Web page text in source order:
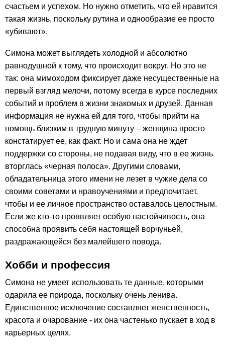
счастьем и успехом. Но нужно отметить, что ей нравится
такая жизнь, поскольку рутина и однообразие ее просто
«убивают».
Симона может выглядеть холодной и абсолютно
равнодушной к тому, что происходит вокруг. Но это не
так: она мимоходом фиксирует даже несущественные на
первый взгляд мелочи, потому всегда в курсе последних
событий и проблем в жизни знакомых и друзей. Данная
информация не нужна ей для того, чтобы прийти на
помощь близким в трудную минуту – женщина просто
констатирует ее, как факт. Но и сама она не ждет
поддержки со стороны, не подавая виду, что в ее жизнь
вторглась «черная полоса». Другими словами,
обладательница этого имени не лезет в чужие дела со
своими советами и нравоучениями и предпочитает,
чтобы и ее личное пространство оставалось целостным.
Если же кто-то проявляет особую настойчивость, она
способна проявить себя настоящей ворчуньей,
раздражающейся без малейшего повода.
Хобби и профессия
Симона не умеет использовать те данные, которыми
одарила ее природа, поскольку очень ленива.
Единственное исключение составляет женственность,
красота и очарование - их она частенько пускает в ход в
карьерных целях.